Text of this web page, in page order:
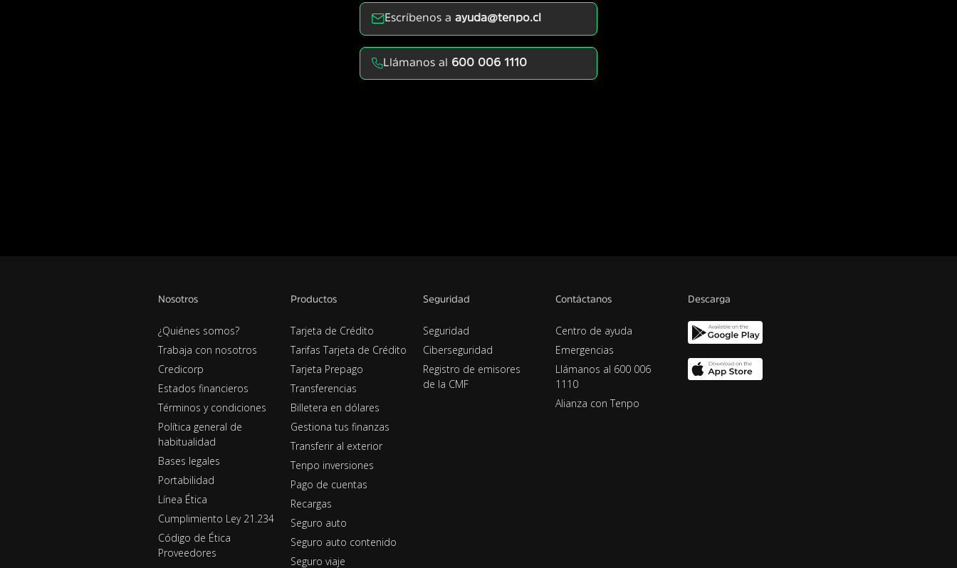
Escríbenos a ayuda@tenpo.cl
Llámanos al 600 006 1110
Nosotros
¿Quiénes somos?
Trabaja con nosotros
Credicorp
Estados financieros
Términos y condiciones
Política general de
habitualidad
Bases legales
Portabilidad
Línea Ética
Cumplimiento Ley 21.234
Código de Ética
Proveedores
Productos
Tarjeta de Crédito
Tarifas Tarjeta de Crédito
Tarjeta Prepago
Transferencias
Billetera en dólares
Gestiona tus finanzas
Transferir al exterior
Tenpo inversiones
Pago de cuentas
Recargas
Seguro auto
Seguro auto contenido
Seguro viaje
Seguridad
Seguridad
Ciberseguridad
Registro de emisores
de la CMF
Contáctanos
Centro de ayuda
Emergencias
Llámanos al 600 006
1110
Alianza con Tenpo
Descarga